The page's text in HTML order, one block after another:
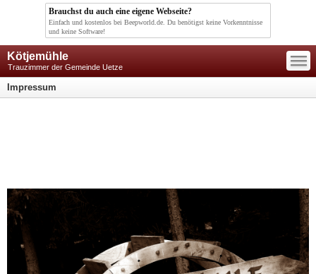
Brauchst du auch eine eigene Webseite?
Einfach und kostenlos bei Beepworld.de. Du benötigst keine Vorkenntnisse
und keine Software!
Kötjemühle
Trauzimmer der Gemeinde Uetze
—
—
—
Impressum